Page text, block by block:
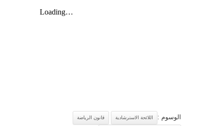
الوسوم : اللائحة الاسترشادية قانون الرياضة